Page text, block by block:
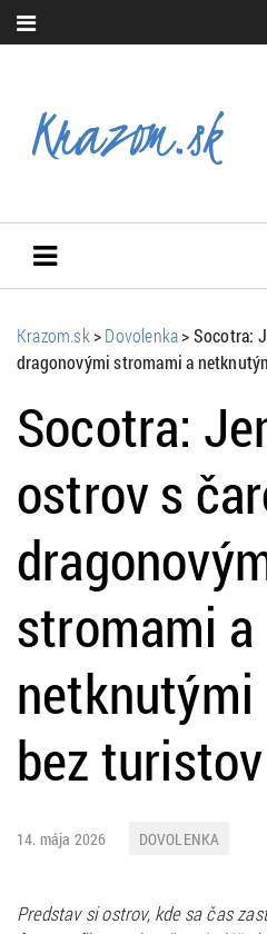
Krazom.sk>Dovolenka>Socotra:
dragonovými stromami a
Socotra:
ostrov s
stromami a
netknutými
bez turistov
14. mája 2026 DOVOLENKA
Predstav si ostrov, kde sa čas